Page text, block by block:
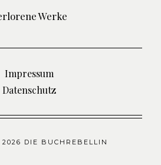
Werke
Impressum
Datenschutz
2026 DIE BUCHREBELLIN